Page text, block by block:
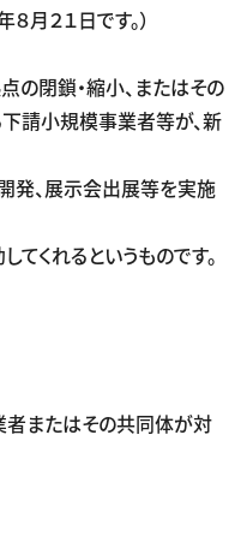
月２１日です。）
の閉鎖・縮小、またはその
請小規模事業者等が、新
発、展示会出展等を実施
てくれるというものです。
またはその共同体が対